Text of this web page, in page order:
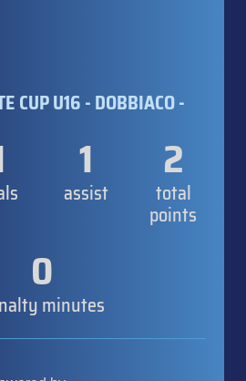
CUP U16 - DOBBIACO -
1
assist
2
total
points
0
minutes